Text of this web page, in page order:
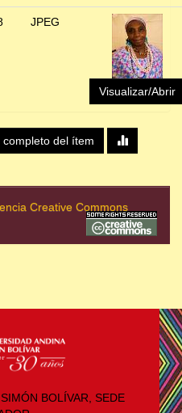
JPEG
Visualizar/Abrir
del ítem
Creative Commons
BOLÍVAR, SEDE